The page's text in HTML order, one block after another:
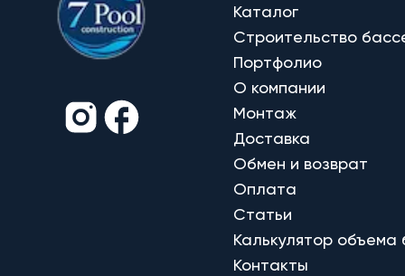
Каталог
Строительство
Портфолио
О компании
Монтаж
Доставка
Обмен и возврат
Оплата
Статьи
Калькулятор объема
Контакты